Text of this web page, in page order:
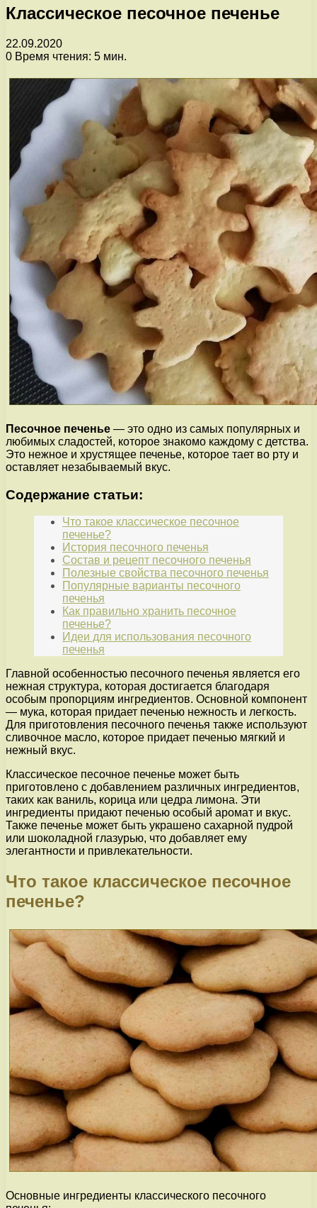
Классическое песочное печенье
22.09.2020
0 Время чтения: 5 мин.
Песочное печенье — это одно из самых популярных и
любимых сладостей, которое знакомо каждому с детства.
Это нежное и хрустящее печенье, которое тает во рту и
оставляет незабываемый вкус.
Содержание статьи:
Что такое классическое песочное
печенье?
История песочного печенья
Состав и рецепт песочного печенья
Полезные свойства песочного печенья
Популярные варианты песочного
печенья
Как правильно хранить песочное
печенье?
Идеи для использования песочного
печенья
Главной особенностью песочного печенья является его
нежная структура, которая достигается благодаря
особым пропорциям ингредиентов. Основной компонент
— мука, которая придает печенью нежность и легкость.
Для приготовления песочного печенья также используют
сливочное масло, которое придает печенью мягкий и
нежный вкус.
Классическое песочное печенье может быть
приготовлено с добавлением различных ингредиентов,
таких как ваниль, корица или цедра лимона. Эти
ингредиенты придают печенью особый аромат и вкус.
Также печенье может быть украшено сахарной пудрой
или шоколадной глазурью, что добавляет ему
элегантности и привлекательности.
Что такое классическое песочное
печенье?
Основные ингредиенты классического песочного